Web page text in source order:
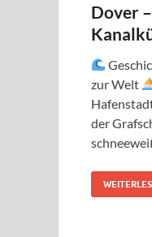
Dover
zur Welt
der